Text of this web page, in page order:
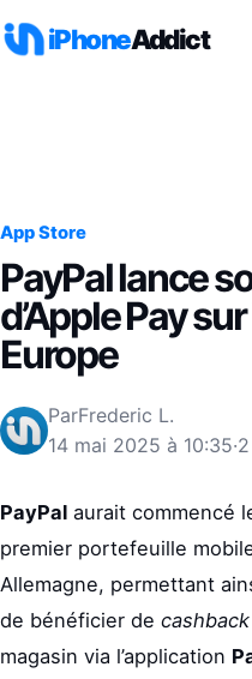
iPhoneAddict
App Store
PayPal lance
d’Apple Pay
Europe
ParFrederic L.
14 mai 2025 à 10:35·
PayPal aurait commencé
premier portefeuille
Allemagne, permettant
de bénéficier de cashback
magasin via l’application